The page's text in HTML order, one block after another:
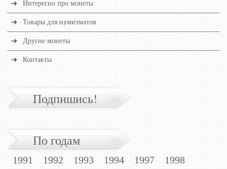
Интересно про монеты
Товары для нумизматов
Другие монеты
Контакты
Подпишись!
По годам
1991 1992 1993 1994 1997
1998